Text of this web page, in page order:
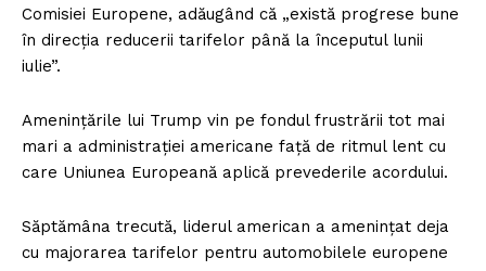
Comisiei Europene, adăugând că „există progrese bune
în direcția reducerii tarifelor până la începutul lunii
iulie”.
Amenințările lui Trump vin pe fondul frustrării tot mai
mari a administrației americane față de ritmul lent cu
care Uniunea Europeană aplică prevederile acordului.
Săptămâna trecută, liderul american a amenințat deja
cu majorarea tarifelor pentru automobilele europene